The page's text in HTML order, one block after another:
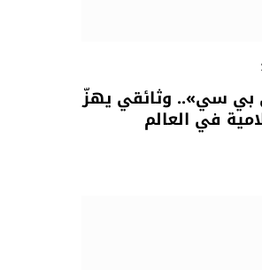
بي سي».. وثائقي يهزّ
في العالم